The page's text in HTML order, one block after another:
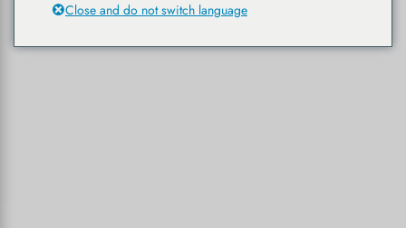
Close and do not switch language